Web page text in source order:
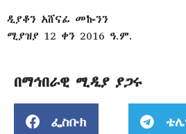
ዲያቆን አሸናፊ መኰንን
ሚያዝያ 12 ቀን 2016 ዓ.ም.
በማኅበራዊ ሚዲያ ያጋሩ
ፌስቡክ